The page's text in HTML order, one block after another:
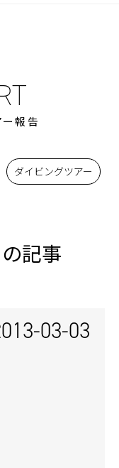
報告
ダイビングツアー
記事
03-03